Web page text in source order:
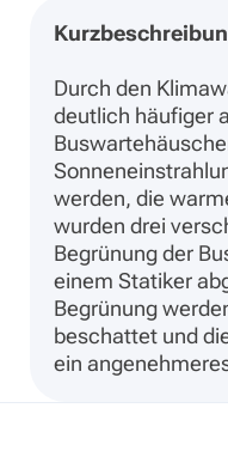
Durch den
deutlich häufiger
werden, die
wurden drei
Begrünung der
einem Statiker
Begrünung
beschattet und
ein